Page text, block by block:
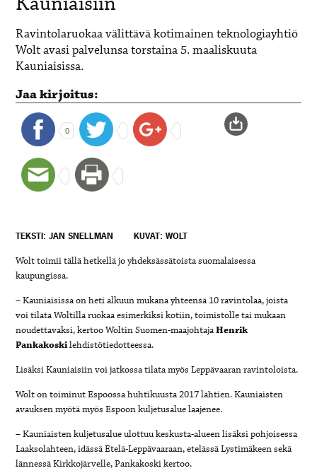
Ravintolaruokaa välittävä kotimainen teknologiayhtiö
Wolt avasi palvelunsa torstaina 5. maaliskuuta
Kauniaisissa.
Jaa kirjoitus:
0
TEKSTI: JAN SNELLMAN KUVAT: WOLT
Wolt toimii tällä hetkellä jo yhdeksässätoista suomalaisessa
kaupungissa.
– Kauniaisissa on heti alkuun mukana yhteensä 10 ravintolaa, joista
voi tilata Woltilla ruokaa esimerkiksi kotiin, toimistolle tai mukaan
noudettavaksi, kertoo Woltin Suomen-maajohtajaHenrik
Pankakoskilehdistötiedotteessa.
Lisäksi Kauniaisiin voi jatkossa tilata myös Leppävaaran ravintoloista.
Wolt on toiminut Espoossa huhtikuusta 2017 lähtien. Kauniaisten
avauksen myötä myös Espoon kuljetusalue laajenee.
– Kauniaisten kuljetusalue ulottuu keskusta-alueen lisäksi pohjoisessa
Laaksolahteen, idässä Etelä-Leppävaaraan, etelässä Lystimäkeen sekä
lännessä Kirkkojärvelle, Pankakoski kertoo.